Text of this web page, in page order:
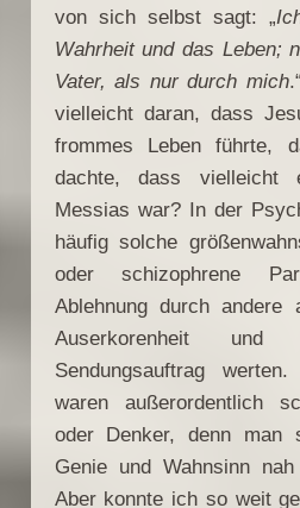
von sich selbst sagt: „
Wahrheit und das Leben;
Vater, als nur durch mich
vielleicht daran, dass
frommes Leben führte,
dachte, dass vielleicht
Messias war? In der
häufig solche
oder schizophrene
Ablehnung durch
Auserkorenheit und
Sendungsauftrag
waren außerordentlich
oder Denker, denn man
Genie und Wahnsinn
Aber konnte ich so weit